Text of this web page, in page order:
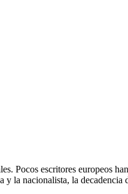
Pocos escritores europeos
la nacionalista, la decadencia